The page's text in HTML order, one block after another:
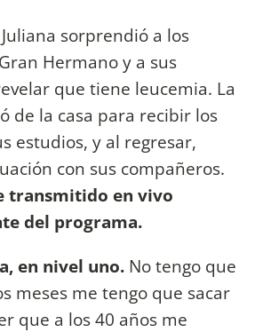
sorprendió a los
Hermano y a sus
que tiene leucemia. La
de la casa para recibir los
estudios, y al regresar,
con sus compañeros.
transmitido en vivo
del programa.
en nivel uno. No tengo que
meses me tengo que sacar
que a los 40 años me